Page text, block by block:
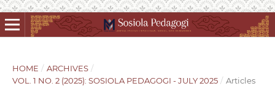
HOME / ARCHIVES /
VOL. 1 NO. 2 (2025): SOSIOLA PEDAGOGI - JULY 2025 / Articles